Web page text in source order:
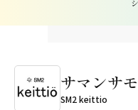
サマンサ
SM2 keittio